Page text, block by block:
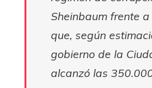
Sheinbaum frente
que, según
gobierno de la
alcanzó las